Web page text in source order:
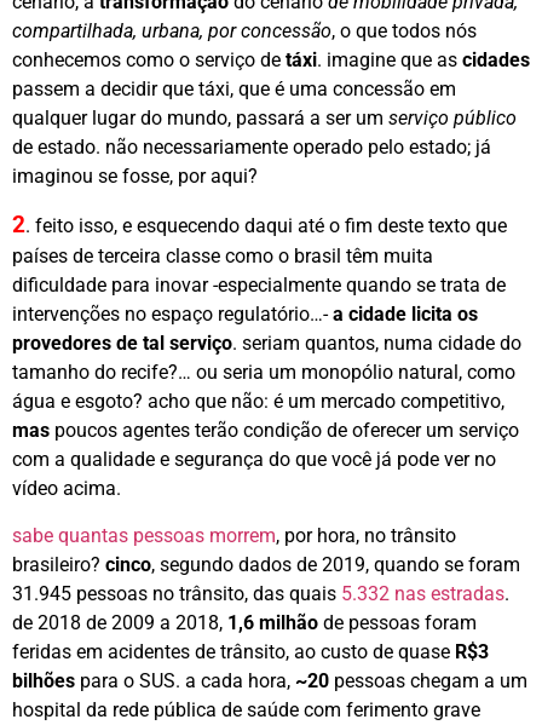
compartilhada, urbana, por concessão, o que todos nós
conhecemos como o serviço de táxi. imagine que as cidades
passem a decidir que táxi, que é uma concessão em
qualquer lugar do mundo, passará a ser um serviço público
de estado. não necessariamente operado pelo estado; já
imaginou se fosse, por aqui?
2. feito isso, e esquecendo daqui até o fim deste texto que
países de terceira classe como o brasil têm muita
dificuldade para inovar -especialmente quando se trata de
intervenções no espaço regulatório…-a cidade licita os
provedores de tal serviço. seriam quantos, numa cidade do
tamanho do recife?… ou seria um monopólio natural, como
água e esgoto? acho que não: é um mercado competitivo,
mas poucos agentes terão condição de oferecer um serviço
com a qualidade e segurança do que você já pode ver no
vídeo acima.
sabe quantas pessoas morrem, por hora, no trânsito
brasileiro? cinco, segundo dados de 2019, quando se foram
31.945 pessoas no trânsito, das quais 5.332 nas estradas.
de 2018 de 2009 a 2018, 1,6 milhão de pessoas foram
feridas em acidentes de trânsito, ao custo de quase R$3
bilhões para o SUS. a cada hora, ~20 pessoas chegam a um
hospital da rede pública de saúde com ferimento grave